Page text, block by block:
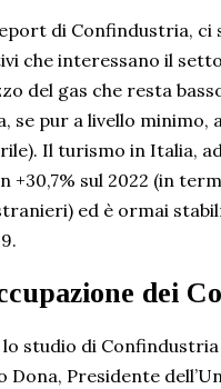
di Confindustria, ci
che interessano il
del gas che resta
se pur a livello minimo,
Il turismo in Italia,
+30,7% sul 2022 (in
ed è ormai
dei
lo studio di
Dona, Presidente